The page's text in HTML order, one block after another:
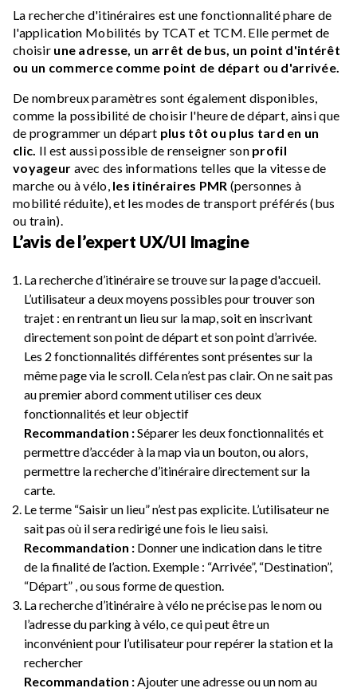
La recherche d'itinéraires est une fonctionnalité phare de
l'application Mobilités by TCAT et TCM. Elle permet de
choisir une adresse, un arrêt de bus, un point d'intérêt
ou un commerce comme point de départ ou d'arrivée.
De nombreux paramètres sont également disponibles,
comme la possibilité de choisir l'heure de départ, ainsi que
de programmer un départ plus tôt ou plus tard en un
clic. Il est aussi possible de renseigner son profil
voyageur avec des informations telles que la vitesse de
marche ou à vélo, les itinéraires PMR (personnes à
mobilité réduite), et les modes de transport préférés (bus
ou train).
L’avis de l’expert UX/UI Imagine
La recherche d’itinéraire se trouve sur la page d'accueil.
L’utilisateur a deux moyens possibles pour trouver son
trajet : en rentrant un lieu sur la map, soit en inscrivant
directement son point de départ et son point d’arrivée.
Les 2 fonctionnalités différentes sont présentes sur la
même page via le scroll. Cela n’est pas clair. On ne sait pas
au premier abord comment utiliser ces deux
fonctionnalités et leur objectif
Recommandation :Séparer les deux fonctionnalités et
permettre d’accéder à la map via un bouton, ou alors,
permettre la recherche d’itinéraire directement sur la
carte.
Le terme “Saisir un lieu” n’est pas explicite. L’utilisateur ne
sait pas où il sera redirigé une fois le lieu saisi.
Recommandation : Donner une indication dans le titre
de la finalité de l’action. Exemple : “Arrivée”, “Destination”,
“Départ” , ou sous forme de question.
La recherche d’itinéraire à vélo ne précise pas le nom ou
l’adresse du parking à vélo, ce qui peut être un
inconvénient pour l’utilisateur pour repérer la station et la
rechercher
Recommandation :Ajouter une adresse ou un nom au